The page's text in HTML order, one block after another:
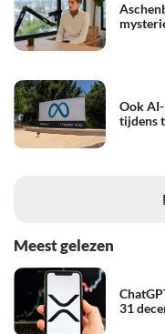
Ook
tijdens
Meest gelezen
31